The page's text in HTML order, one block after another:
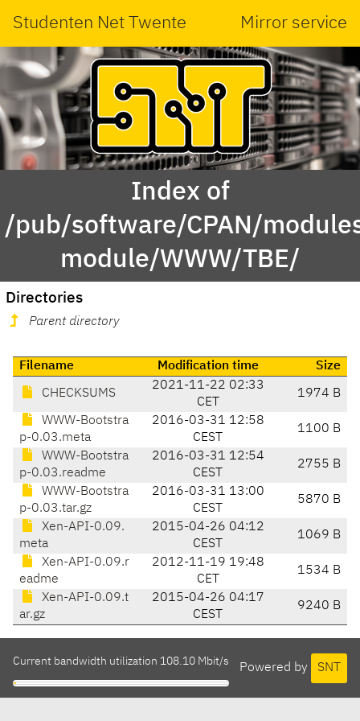
Studenten Net Twente Mirror service
Index of
/pub/software/CPAN/
module/WWW/TBE/
Directories
Parent directory
Filename Modification time Size
CHECKSUMS
2021-11-22 02:33
CET
1974 B
WWW-Bootstra
p-0.03.meta
2016-03-31 12:58
CEST
1100 B
WWW-Bootstra
p-0.03.readme
2016-03-31 12:54
CEST
2755 B
WWW-Bootstra
p-0.03.tar.gz
2016-03-31 13:00
CEST
5870 B
Xen-API-0.09.
meta
2015-04-26 04:12
CEST
1069 B
Xen-API-0.09.r
eadme
2012-11-19 19:48
CET
1534 B
Xen-API-0.09.t
ar.gz
2015-04-26 04:17
CEST
9240 B
Powered by SNT
Current bandwidth utilization 108.10 Mbit/s